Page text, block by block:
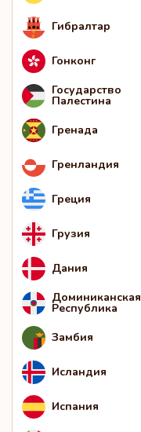
Гибралтар
Гонконг
Государство
Палестина
Гренада
Гренландия
Греция
Грузия
Дания
Доминиканская
Республика
Замбия
Исландия
Испания